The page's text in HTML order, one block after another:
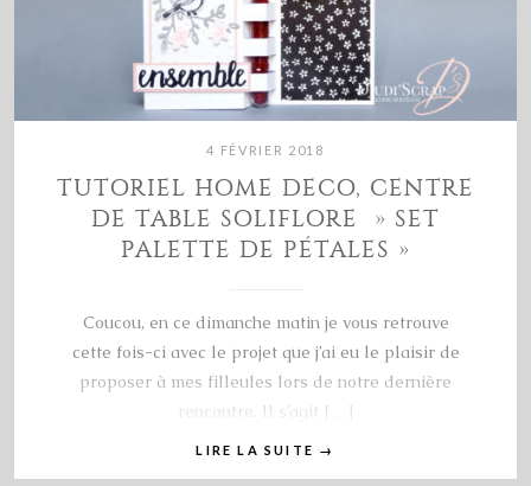
4 FÉVRIER 2018
TUTORIEL HOME DECO, CENTRE
DE TABLE SOLIFLORE » SET
PALETTE DE PÉTALES »
Coucou, en ce dimanche matin je vous retrouve
cette fois-ci avec le projet que j’ai eu le plaisir de
proposer à mes filleules lors de notre dernière
rencontre. Il s’agit […]
LIRE LA SUITE →